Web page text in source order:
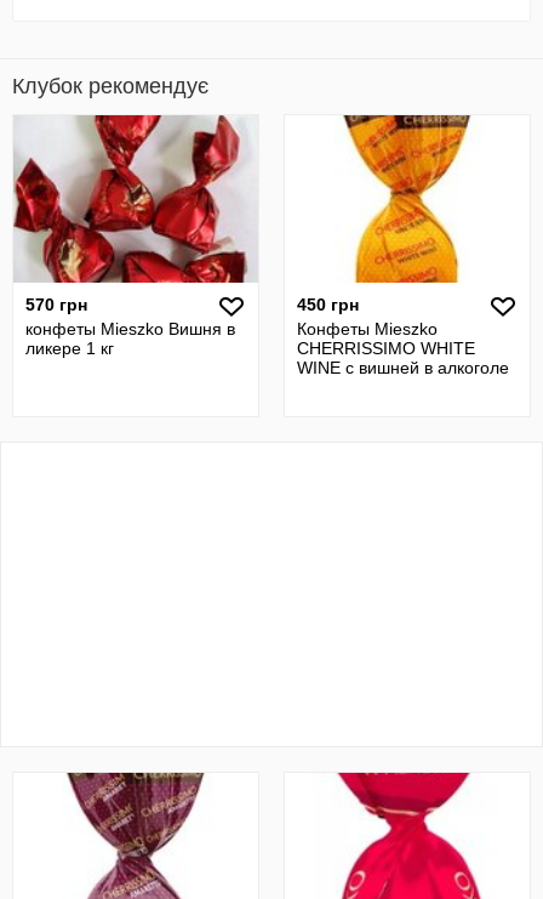
Клубок рекомендує
570 грн
конфеты Mieszko Вишня в
ликере 1 кг
450 грн
Конфеты Mieszko
CHERRISSIMO WHITE
WINE с вишней в алкоголе